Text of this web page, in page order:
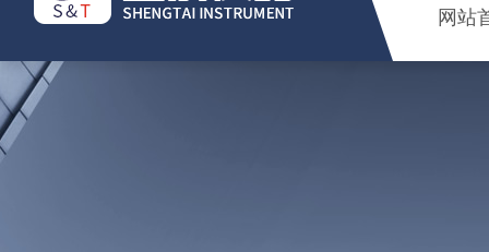
网站